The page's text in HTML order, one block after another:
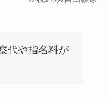
代や指名料が